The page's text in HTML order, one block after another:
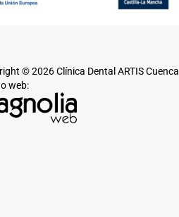
© 2026 Clínica Dental ARTIS Cuenca
web: